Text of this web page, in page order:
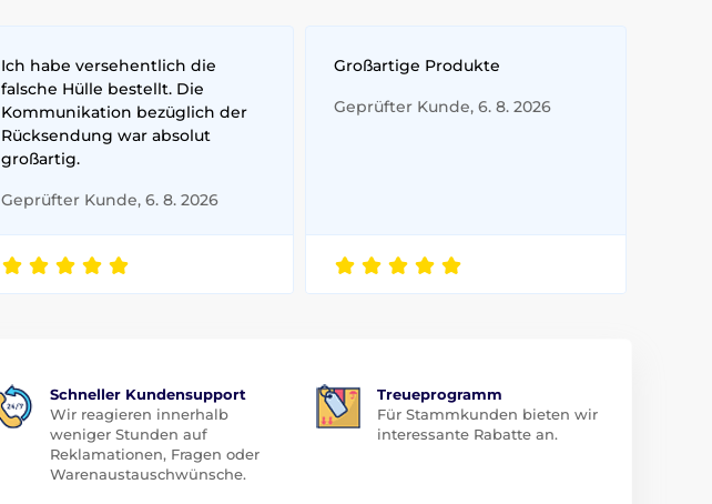
Ich habe versehentlich die
falsche Hülle bestellt. Die
Kommunikation bezüglich der
Rücksendung war absolut
großartig.
Geprüfter Kunde, 6. 8. 2026
Großartige Produkte
Geprüfter Kunde, 6. 8. 2026
Schneller Kundensupport
Wir reagieren innerhalb
weniger Stunden auf
Reklamationen, Fragen oder
Warenaustauschwünsche.
Treueprogramm
Für Stammkunden bieten wir
interessante Rabatte an.